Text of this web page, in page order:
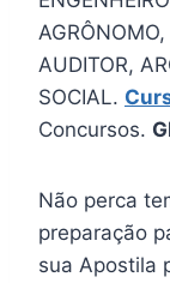
AGRÔNOMO,
AUDITOR,
SOCIAL.
Concursos.
Não perca
preparação
sua Apostila